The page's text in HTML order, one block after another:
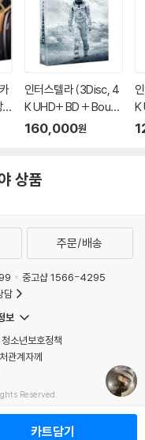
인터스텔라 (3Disc, 4
K UHD+ BD + Bouns
BD A1 풀슬립 스틸북
160,000원
K
상품
카트담기
주문/배송
중고샵 1566-4295
담
보
청소년보호정책
관계자께
Reserved.